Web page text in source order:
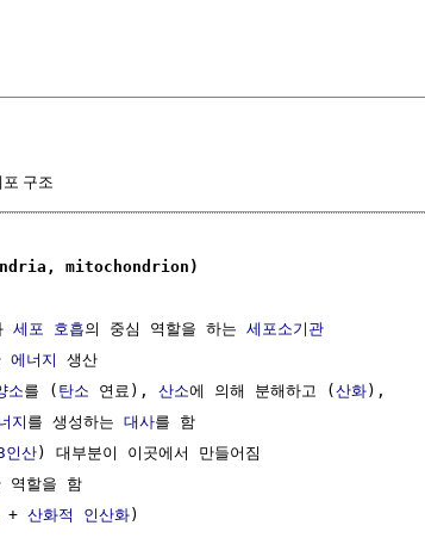
포 구조
mitochondrion)
세포 호흡의 중심 역할을 하는 세포소기관
에너지
생산
소를 ( 탄소 연료), 산소에 의해 분해하고 (산화),
지 를 생성하는 대사를 함
인산) 대부분이 이곳에서 만들어짐
역할을 함
+ 산화적 인산화)